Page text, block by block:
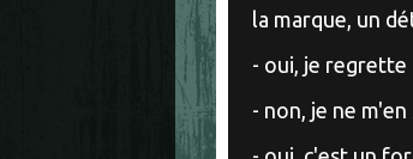
la marque, un
- oui, je regrette
- non, je ne